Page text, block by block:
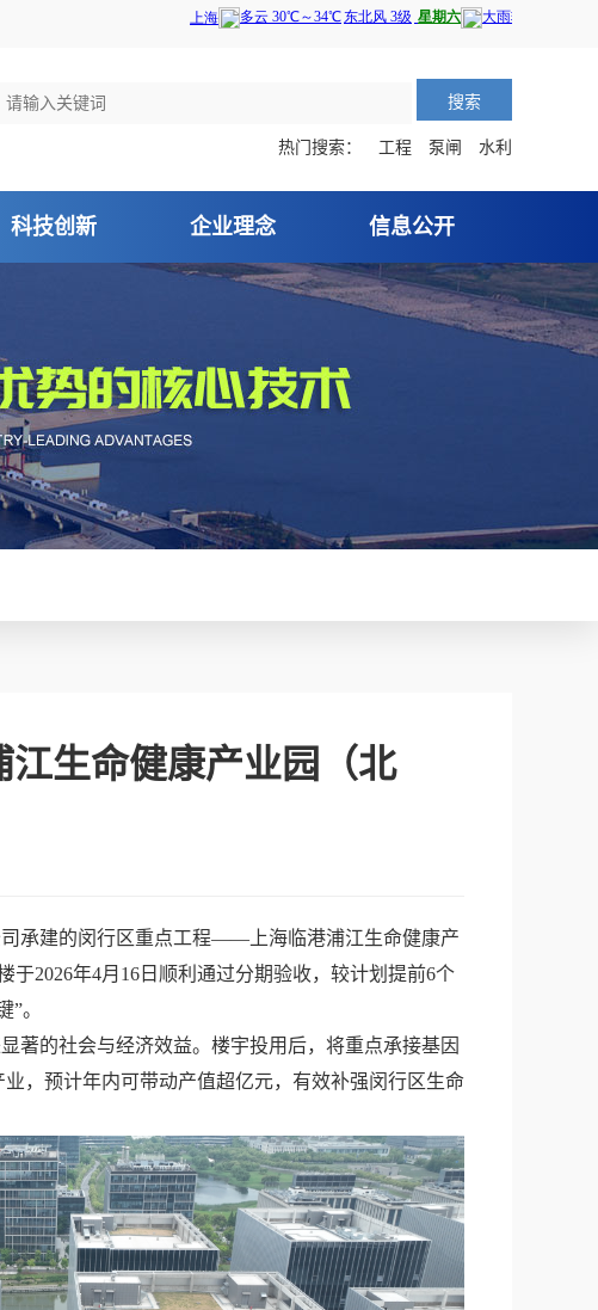
搜索
热门搜索： 工程 泵闸 水利
科技创新 企业理念 信息公开
江生命健康产业园（北
承建的闵行区重点工程——上海临港浦江生命健康产
于2026年4月16日顺利通过分期验收，较计划提前6个
”。
的社会与经济效益。楼宇投用后，将重点承接基因
，预计年内可带动产值超亿元，有效补强闵行区生命